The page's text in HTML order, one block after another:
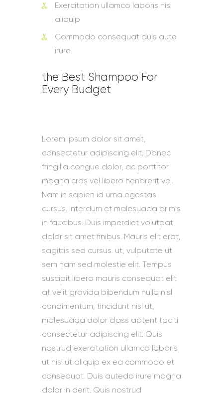
Exercitation ullamco laboris nisi
aliquip
Commodo consequat duis aute
irure
the Best Shampoo For
Every Budget
Lorem ipsum dolor sit amet,
consectetur adipiscing elit. Donec
fringilla congue dolor, ac porttitor
magna cras vel libero hendrerit vel.
Nam in sapien id urna egestas
cursus. Interdum et malesuada primis
in faucibus. Duis imperdiet volutpat
dolor sit amet finibus. Mauris elit erat,
sagittis sed cursus. ut, vulputate ut
sem nam sed molestie elit. Tempus
suscipit libero mauris consequat elit
at velit gravida bibendum nulla nisl
condimentum, tincidunt nisl ut,
malesuada dolor class aptent taciti
consectetur adipiscing elit. Quis
nostrud exercitation ullamco laboris
ut nisi ut aliquip ex ea commodo et
consequat. Duis autedo irure magna
dolor in derit. Quis nostrud